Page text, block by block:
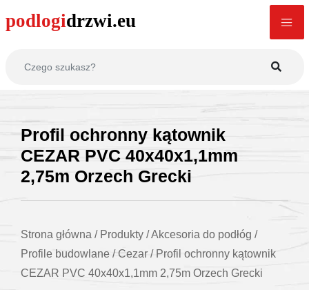
Profil ochronny kątownik
CEZAR PVC 40x40x1,1mm
2,75m Orzech Grecki
Strona główna / Produkty /Akcesoria do podłóg /
Profile budowlane /Cezar / Profil ochronny kątownik
CEZAR PVC 40x40x1,1mm 2,75m Orzech Grecki